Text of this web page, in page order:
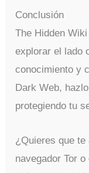
Conclusión
The Hidden
explorar el lado
conocimiento y
Dark Web,
protegiendo tu
¿Quieres que
navegador Tor